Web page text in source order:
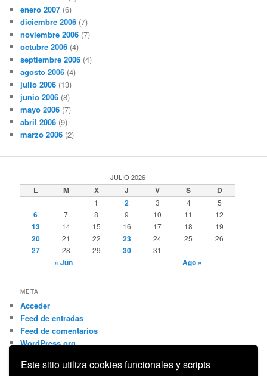
Este sitio utiliza cookies funcionales y scripts
enero 2007 (6)
diciembre 2006 (7)
noviembre 2006 (7)
octubre 2006 (4)
septiembre 2006 (4)
agosto 2006 (4)
julio 2006 (13)
junio 2006 (8)
mayo 2006 (7)
abril 2006 (9)
marzo 2006 (2)
JULIO 2026
L M X J V S D
1 2 3 4 5
6 7 8 9 10 11 12
13 14 15 16 17 18 19
20 21 22 23 24 25 26
27 28 29 30 31
« Jun Ago »
META
Acceder
Feed de entradas
Feed de comentarios
WordPress.org